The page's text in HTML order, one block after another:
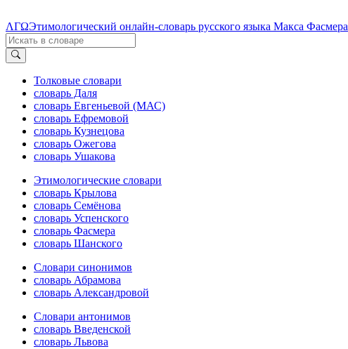
ΛΓΩЭтимологический онлайн-словарь русского языка Макса Фасмера
Толковые словари
словарь Даля
словарь Евгеньевой (МАС)
словарь Ефремовой
словарь Кузнецова
словарь Ожегова
словарь Ушакова
Этимологические словари
словарь Крылова
словарь Семёнова
словарь Успенского
словарь Фасмера
словарь Шанского
Словари синонимов
словарь Абрамова
словарь Александровой
Словари антонимов
словарь Введенской
словарь Львова